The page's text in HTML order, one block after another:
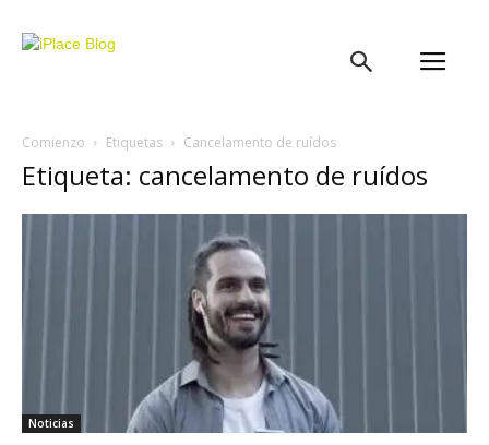
Comienzo Etiquetas Cancelamento de ruídos
Etiqueta: cancelamento de ruídos
Noticias